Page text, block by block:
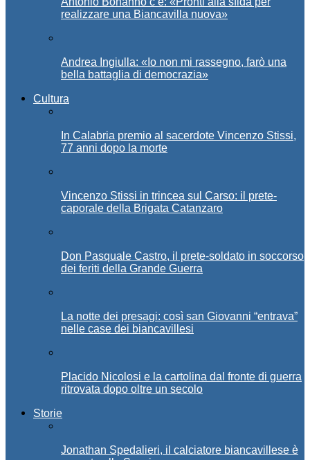
realizzare una Biancavilla nuova»
Andrea Ingiulla: «Io non mi rassegno, farò una
bella battaglia di democrazia»
Cultura
In Calabria premio al sacerdote Vincenzo Stissi,
77 anni dopo la morte
Vincenzo Stissi in trincea sul Carso: il prete-
caporale della Brigata Catanzaro
Don Pasquale Castro, il prete-soldato in soccorso
dei feriti della Grande Guerra
La notte dei presagi: così san Giovanni “entrava”
nelle case dei biancavillesi
Placido Nicolosi e la cartolina dal fronte di guerra
ritrovata dopo oltre un secolo
Storie
Jonathan Spedalieri, il calciatore biancavillese è